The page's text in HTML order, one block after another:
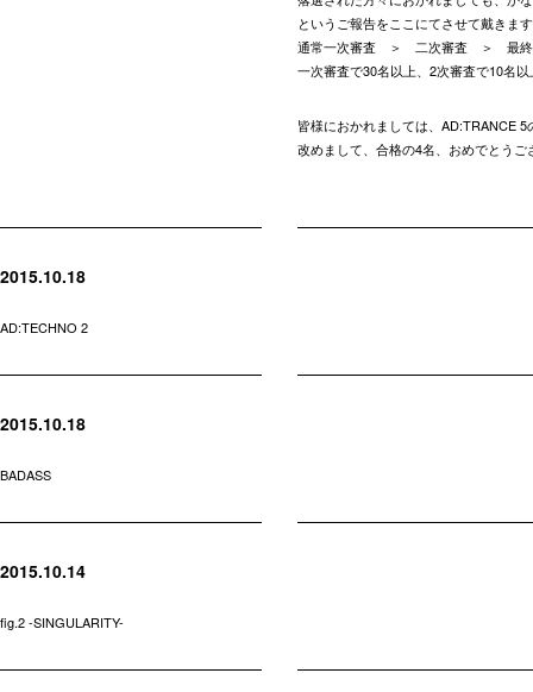
というご報告をここにてさせて戴きま
通常一次審査 ＞ 二次審査 ＞ 最終
一次審査で30名以上、2次審査で10名
皆様におかれましては、AD:TRANCE
改めまして、合格の4名、おめでとうご
2015.10.18
AD:TECHNO 2
2015.10.18
BADASS
2015.10.14
fig.2 -SINGULARITY-